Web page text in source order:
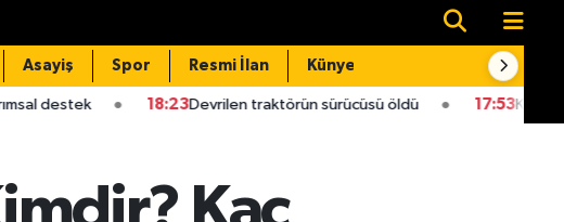
Asayiş Spor Resmi İlan Künye
18:23Devrilen traktörün sürücüsü öldü 17:53Korkunç olay: İpek